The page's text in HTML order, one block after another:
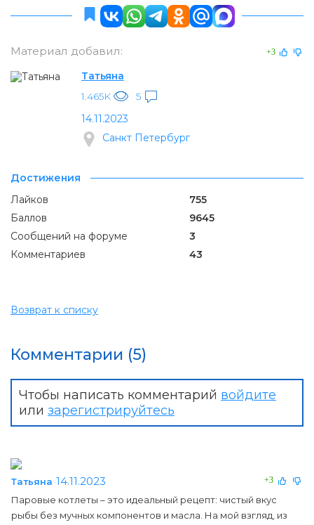
Материал добавил: +3
Татьяна
1.465K
5
14.11.2023
Санкт Петербург
Достижения
Лайков
755
Баллов
9645
Сообщений на форуме
3
Комментариев
43
Возврат к списку
Комментарии (5)
Чтобы написать комментарий войдите
или зарегистрируйтесь
+3
Татьяна 14.11.2023
Паровые котлеты – это идеальный рецепт: чистый вкус
рыбы без мучных компонентов и масла. На мой взгляд, из